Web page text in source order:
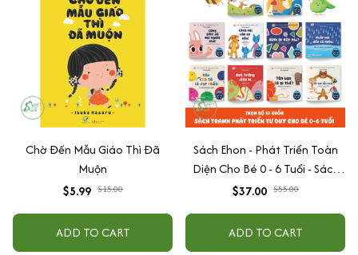
Chờ Đến Mẫu Giáo Thì Đã
Muộn
$5.99 $15.00
ADD TO CART
Sách Ehon - Phát Triển Toàn
Diện Cho Bé 0 - 6 Tuổi - Sách
Song Ngữ Việt - Anh
$37.00 $55.00
ADD TO CART